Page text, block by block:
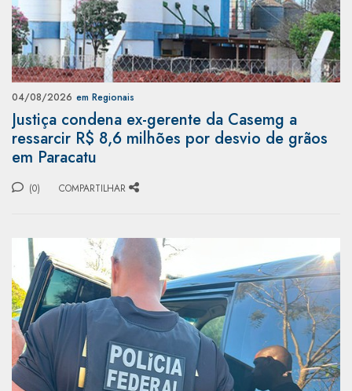
04/08/2026 em Regionais
Justiça condena ex-gerente da Casemg a
ressarcir R$ 8,6 milhões por desvio de grãos
em Paracatu
(0) COMPARTILHAR